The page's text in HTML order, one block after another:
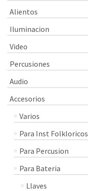
Alientos
Iluminacion
Video
Percusiones
Audio
Accesorios
Varios
Para Inst Folkloricos
Para Percusion
Para Bateria
Llaves